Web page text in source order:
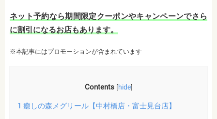
ネット予約なら期間限定クーポンやキャンペーンでさら
に割引になるお店もあります。
※本記事にはプロモーションが含まれています
Contents [hide]
1 癒しの森メグリール【中村橋店・富士見台店】